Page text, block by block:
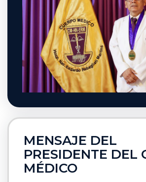
MENSAJE DEL
PRESIDENTE DEL
MÉDICO